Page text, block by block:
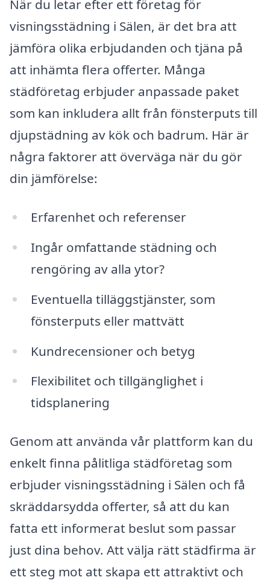
När du letar efter ett företag för
visningsstädning i Sälen, är det bra att
jämföra olika erbjudanden och tjäna på
att inhämta flera offerter. Många
städföretag erbjuder anpassade paket
som kan inkludera allt från fönsterputs till
djupstädning av kök och badrum. Här är
några faktorer att överväga när du gör
din jämförelse:
Erfarenhet och referenser
Ingår omfattande städning och
rengöring av alla ytor?
Eventuella tilläggstjänster, som
fönsterputs eller mattvätt
Kundrecensioner och betyg
Flexibilitet och tillgänglighet i
tidsplanering
Genom att använda vår plattform kan du
enkelt finna pålitliga städföretag som
erbjuder visningsstädning i Sälen och få
skräddarsydda offerter, så att du kan
fatta ett informerat beslut som passar
just dina behov. Att välja rätt städfirma är
ett steg mot att skapa ett attraktivt och